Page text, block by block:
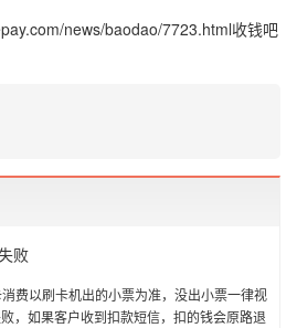
news/baodao/7723.html收钱吧
败
费以刷卡机出的小票为准，没出小票一律视
，如果客户收到扣款短信，扣的钱会原路退